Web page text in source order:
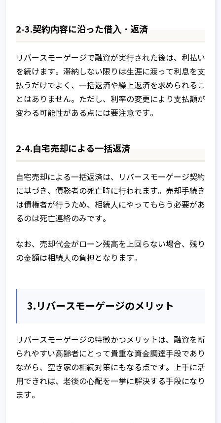
2-3.契約内容に沿った借⼊・返済
リバースモーゲージで融資が実⾏された後は、利払い
を続けます。滞納しない限りは⽣涯に渡って利息を⽀
払うだけでよく、⼀括返済や繰上返済を求められるこ
とはありません。ただし、利率の変更により⽀払額が
変わる可能性がある点には要注意です。
2-4.⾃宅売却による⼀括返済
⾃宅売却による⼀括返済は、リバースモーゲージ契約
に基づき、債務者の死亡時に⾏われます。売却⼿続き
は債権者が⾏うため、相続⼈にやってもらう必要があ
るのは死亡連絡のみです。
なお、売却代⾦がローン残⾼を上回らない場合、残り
の⾦額は相続⼈の負担となります。
3.リバースモーゲージのメリット
リバースモーゲージの特徴かつメリットは、融資を断
られやすい⾼齢者にとって貴重な資⾦調達⼿段であり
ながら、空き家の相続対策にもなる点です。上⼿に活
⽤できれば、⽼後の⼼配を⼀挙に解決する⼿段になり
ます。